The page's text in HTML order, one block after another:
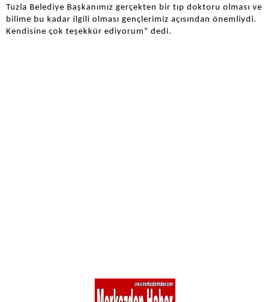
Tuzla Belediye Başkanımız gerçekten bir tıp doktoru olması ve
bilime bu kadar ilgili olması gençlerimiz açısından önemliydi.
Kendisine çok teşekkür ediyorum” dedi.